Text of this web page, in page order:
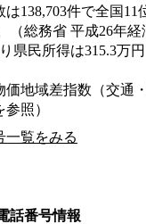
は138,703件で全国
（総務省 平成26年経
県民所得は315.3万
価地域差指数（交通
照）
一覧をみる
話番号情報